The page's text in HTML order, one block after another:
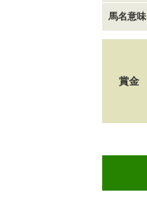
馬名意味
賞金